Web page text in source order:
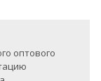
оптового